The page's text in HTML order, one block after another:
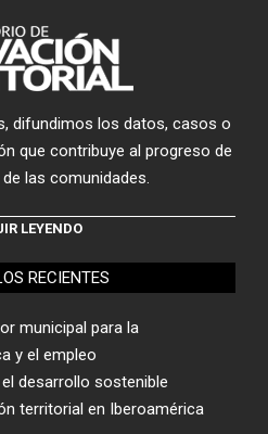
difundimos los datos, casos o
que contribuye al progreso de
las comunidades.
LEYENDO
RECIENTES
municipal para la
y el empleo
desarrollo sostenible
territorial en Iberoamérica